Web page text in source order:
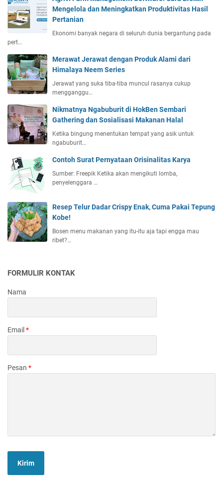
Mengelola dan Meningkatkan Produktivitas Hasil
Pertanian
Ekonomi banyak negara di seluruh dunia bergantung pada
pert…
Merawat Jerawat dengan Produk Alami dari
Himalaya Neem Series
Jerawat yang suka tiba-tiba muncul rasanya cukup
mengganggu…
Nikmatnya Ngabuburit di HokBen Sembari
Gathering dan Sosialisasi Makanan Halal
Ketika bingung menentukan tempat yang asik untuk
ngabuburit…
Contoh Surat Pernyataan Orisinalitas Karya
Sumber: Freepik Ketika akan mengikuti lomba,
penyelenggara …
Resep Telur Dadar Crispy Enak, Cuma Pakai Tepung
Kobe!
Bosen menu makanan yang itu-itu aja tapi engga mau
ribet?…
FORMULIR KONTAK
Nama
Email *
Pesan *